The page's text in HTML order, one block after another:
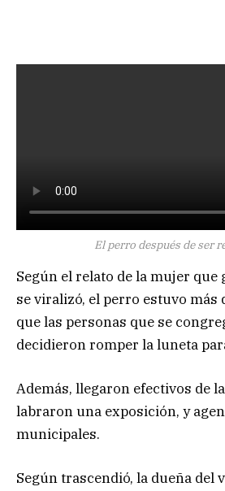
El perro después de ser
Según el relato de la mujer que
se viralizó, el perro estuvo más
que las personas que se
decidieron romper la luneta
Además, llegaron efectivos de
labraron una exposición, y
municipales.
Según trascendió, la dueña del